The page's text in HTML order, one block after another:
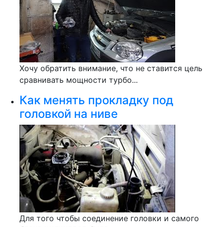
Хочу обратить внимание, что не ставится цель
сравнивать мощности турбо...
Как менять прокладку под
головкой на ниве
Для того чтобы соединение головки и самого